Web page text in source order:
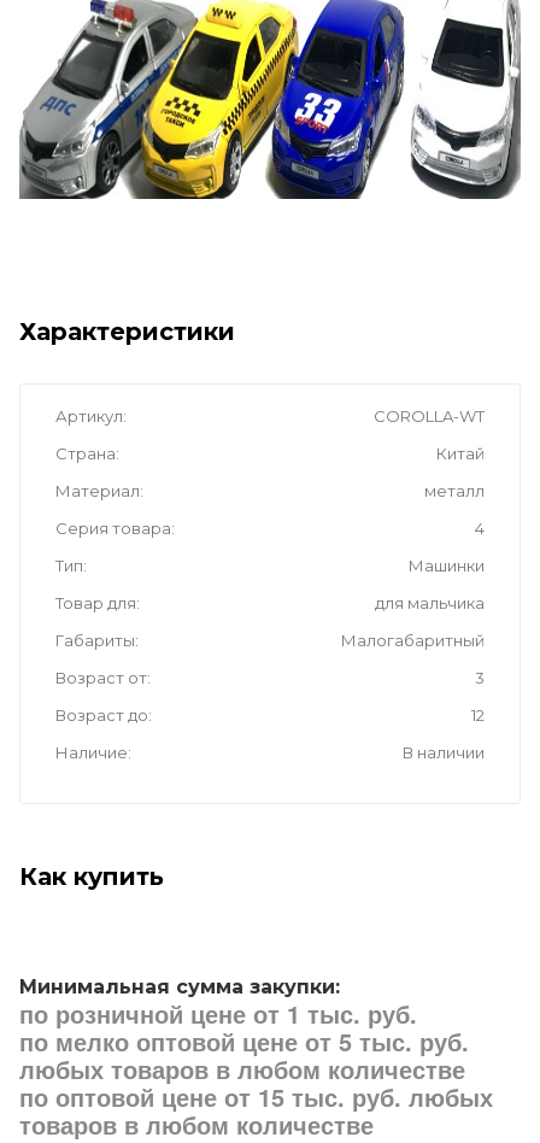
Характеристики
Артикул
COROLLA-WT
Страна
Китай
Материал
металл
Серия товара
4
Тип
Машинки
Товар для
для мальчика
Габариты
Малогабаритный
Возраст от
3
Возраст до
12
Наличие
В наличии
Как купить
Минимальная сумма закупки:
по розничной цене от 1 тыс. руб.
по мелко оптовой цене от 5 тыс. руб.
любых товаров в любом количестве
по оптовой цене от 15 тыс. руб. любых
товаров в любом количестве